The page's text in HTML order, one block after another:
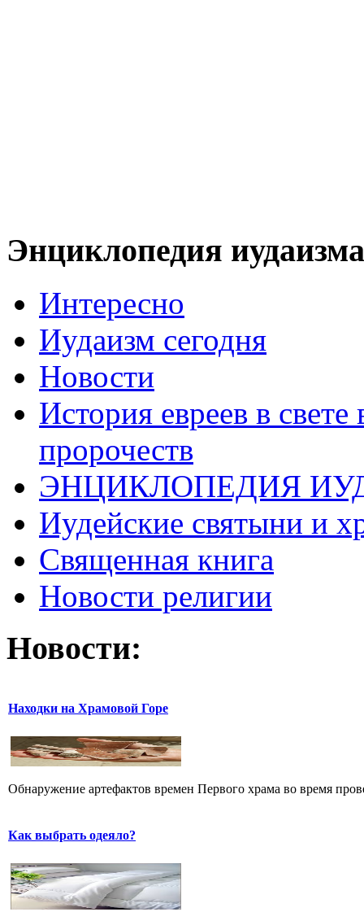
Энциклопедия иудаизма
Интересно
Иудаизм сегодня
Новости
История евреев в
пророчеств
ЭНЦИКЛОПЕДИЯ
Иудейские святыни и
Священная книга
Новости религии
Новости:
Находки на Храмовой Горе
Обнаружение артефактов времен Первого храма во время
Как выбрать одеяло?